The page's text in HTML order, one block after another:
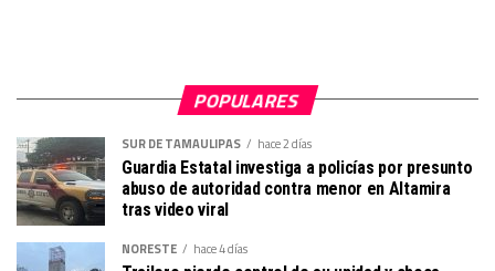
POPULARES
SUR DE TAMAULIPAS hace 2 días
Guardia Estatal investiga a policías por presunto
abuso de autoridad contra menor en Altamira
tras video viral
NORESTE hace 4 días